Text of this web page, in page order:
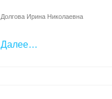
Долгова Ирина Николаевна
Далее…